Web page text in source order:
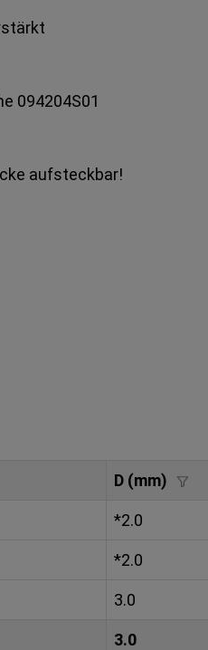
094204S01
aufsteckbar!
D (mm)
*2.0
*2.0
3.0
3.0